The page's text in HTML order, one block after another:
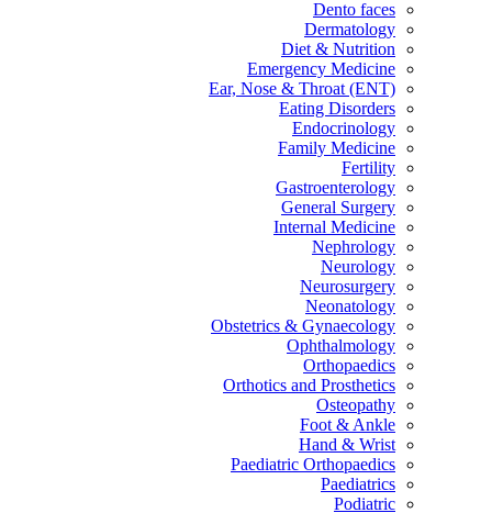
Dento faces
Dermatology
Diet & Nutrition
Emergency Medicine
Ear, Nose & Throat (ENT)
Eating Disorders
Endocrinology
Family Medicine
Fertility
Gastroenterology
General Surgery
Internal Medicine
Nephrology
Neurology
Neurosurgery
Neonatology
Obstetrics & Gynaecology
Ophthalmology
Orthopaedics
Orthotics and Prosthetics
Osteopathy
Foot & Ankle
Hand & Wrist
Paediatric Orthopaedics
Paediatrics
Podiatric